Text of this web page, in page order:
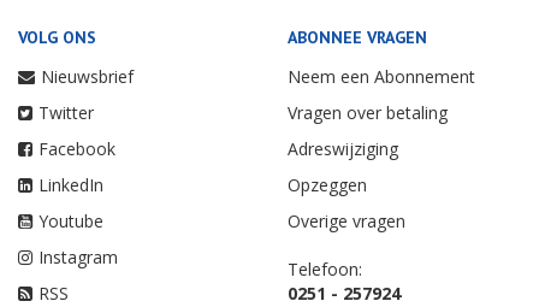
VOLG ONS
Nieuwsbrief
Twitter
Facebook
LinkedIn
Youtube
Instagram
RSS
ABONNEE VRAGEN
Neem een Abonnement
Vragen over betaling
Adreswijziging
Opzeggen
Overige vragen
Telefoon:
0251 - 257924